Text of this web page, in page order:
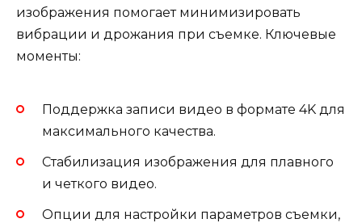
изображения помогает минимизировать
вибрации и дрожания при съемке. Ключевые
моменты:
Поддержка записи видео в формате 4K для
максимального качества.
Стабилизация изображения для плавного
и четкого видео.
Опции для настройки параметров съемки,